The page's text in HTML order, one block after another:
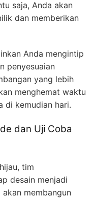
saja, Anda akan
dan memberikan
Anda mengintip
penyesuaian
yang lebih
menghemat waktu
di kemudian hari.
dan Uji Coba
tim
desain menjadi
membangun